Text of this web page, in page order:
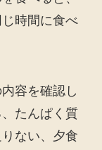
時間に食べ
容を確認し
たんぱく質
ない、夕食